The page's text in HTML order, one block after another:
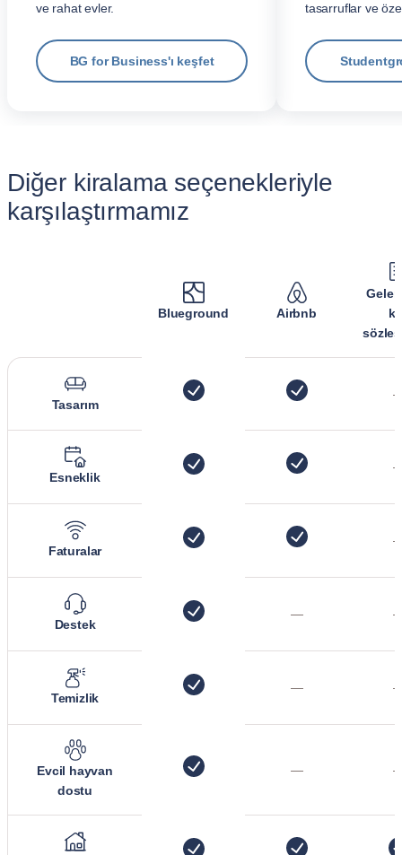
ve rahat evler.
BG for Business'ı keşfet
tasarruflar ve
Diğer kiralama seçenekleriyle
karşılaştırmamız
Blueground Airbnb
Tasarım
Esneklik
Faturalar
Destek
—
Temizlik
—
Evcil hayvan
dostu
—